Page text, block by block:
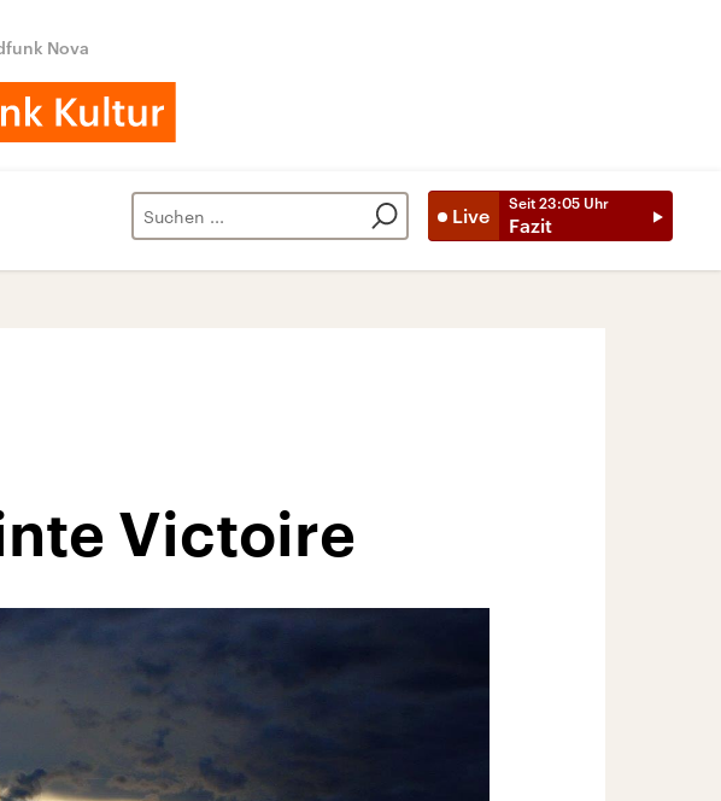
Nova
Live
Seit 23:05 Uhr
Fazit
Victoire